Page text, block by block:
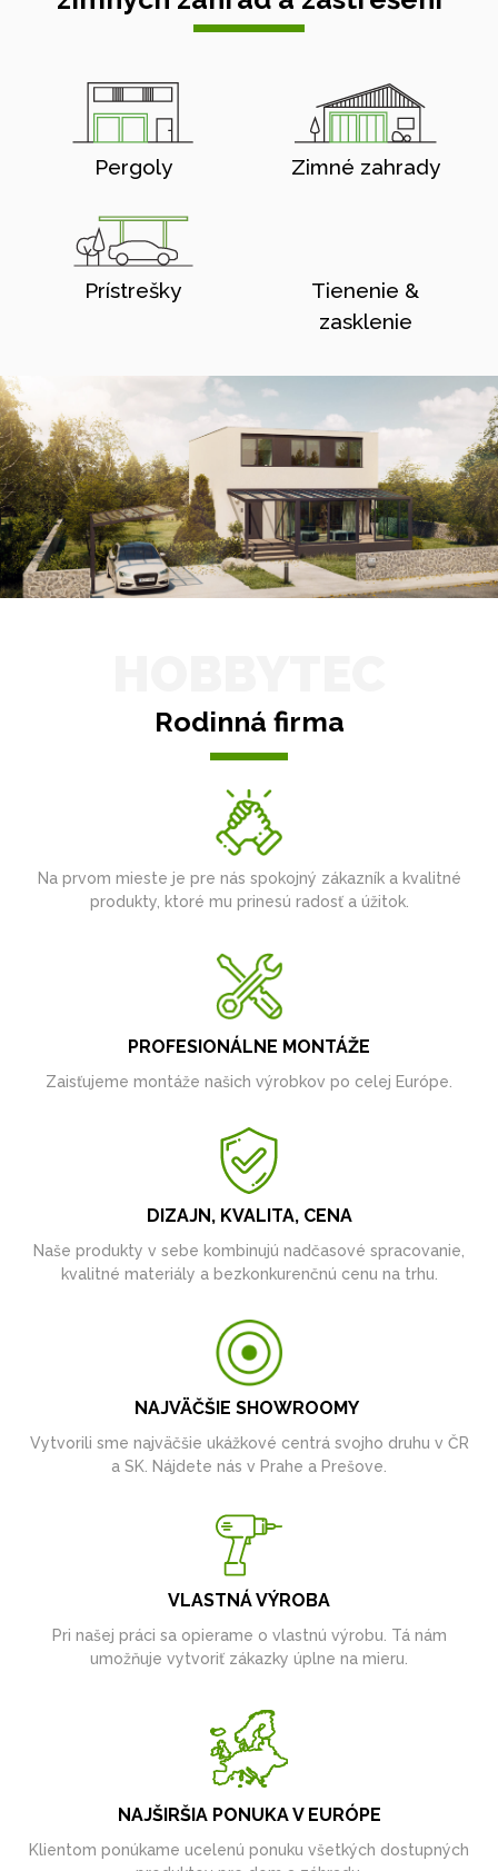
Pergoly Zimné zahrady
Prístrešky
Tienenie &
zasklenie
Rodinná firma
Na prvom mieste je pre nás spokojný zákazník a kvalitné
produkty, ktoré mu prinesú radosť a úžitok.
PROFESIONÁLNE MONTÁŽE
Zaisťujeme montáže našich výrobkov po celej Európe.
DIZAJN, KVALITA, CENA
Naše produkty v sebe kombinujú nadčasové spracovanie,
kvalitné materiály a bezkonkurenčnú cenu na trhu.
NAJVÄČŠIE SHOWROOMY
Vytvorili sme najväčšie ukážkové centrá svojho druhu v ČR
a SK. Nájdete nás v Prahe a Prešove.
VLASTNÁ VÝROBA
Pri našej práci sa opierame o vlastnú výrobu. Tá nám
umožňuje vytvoriť zákazky úplne na mieru.
NAJŠIRŠIA PONUKA V EURÓPE
Klientom ponúkame ucelenú ponuku všetkých dostupných